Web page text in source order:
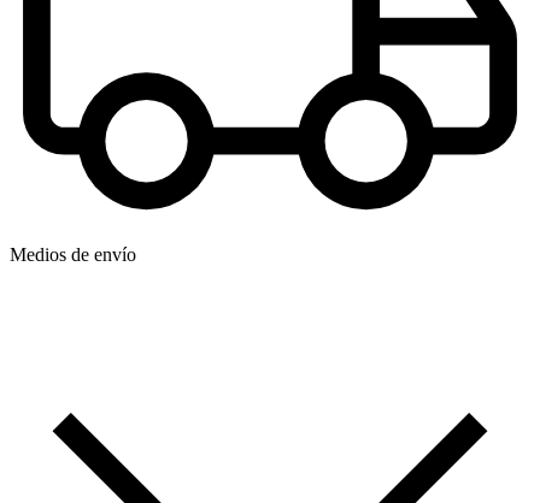
Medios de envío